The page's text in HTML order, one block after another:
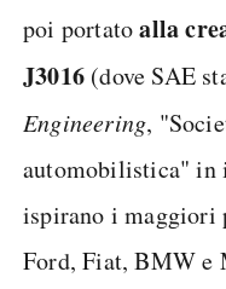
poi portatoalla
J3016 (dove SAE
Engineering,
automobilistica" in
ispirano i
Ford, Fiat, BMW e